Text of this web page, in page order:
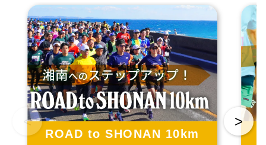
<
ROAD to SHONAN 10km
>